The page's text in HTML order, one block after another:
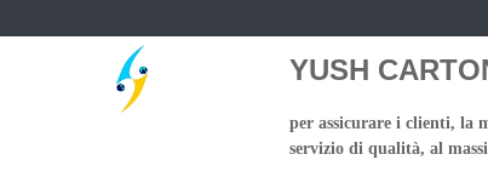
YUSH
per assicurare i clienti, la
servizio di qualità, al